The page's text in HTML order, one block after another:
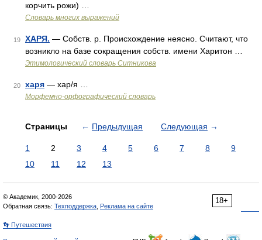
корчить рожи) …
Словарь многих выражений
19 ХАРЯ. — Собств. р. Происхождение неясно. Считают, что
возникло на базе сокращения собств. имени Харитон …
Этимологический словарь Ситникова
20 харя — хар/я …
Морфемно-орфографический словарь
Страницы ← Предыдущая Следующая →
1 2 3 4 5 6 7 8
9
10
11 12 13
18+
© Академик, 2000-2026
Обратная связь: Техподдержка Реклама на сайте
👣 Путешествия